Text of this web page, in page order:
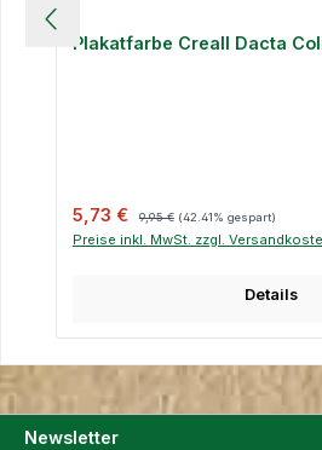
Plakatfarbe Creall Dacta
Verkaufspreis:
5,73 € 9,95 € (42.41% gespart)
Preise inkl. MwSt. zzgl.
Details
Newsletter